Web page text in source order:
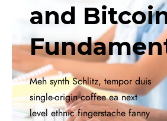
and
Meh synth Schlitz, tempor duis
single-origin coffee ea next
level ethnic fingerstache fanny